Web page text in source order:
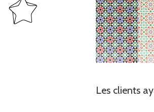
Les clients